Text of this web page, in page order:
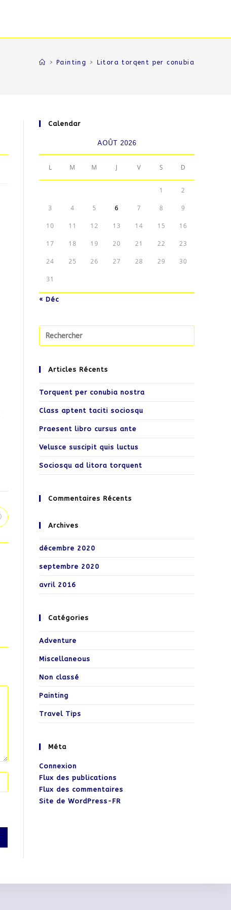
> Painting > Litora torqent per conubia
Calendar
AOÛT 2026
L M M J V S D
1 2
3 4 5 6 7 8 9
10 11 12 13 14 15 16
17 18 19 20 21 22 23
24 25 26 27 28 29 30
31
« Déc
Articles Récents
Torquent per conubia nostra
Class aptent taciti sociosqu
Praesent libro cursus ante
Velusce suscipit quis luctus
Sociosqu ad litora torquent
Commentaires Récents
Archives
décembre 2020
septembre 2020
avril 2016
Catégories
Adventure
Miscellaneous
Non classé
Painting
Travel Tips
Méta
Connexion
Flux des publications
Flux des commentaires
Site de WordPress-FR